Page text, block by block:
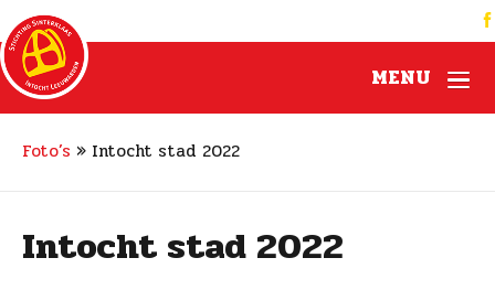
MENU
Foto’s » Intocht stad 2022
Intocht stad 2022